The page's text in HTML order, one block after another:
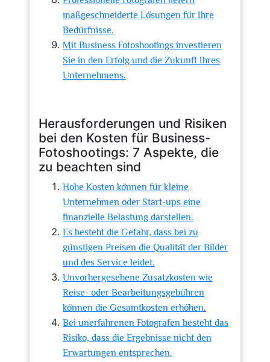
maßgeschneiderte Lösungen für Ihre
Bedürfnisse.
Mit Business Fotoshootings investieren
Sie in den Erfolg und die Zukunft Ihres
Unternehmens.
Herausforderungen und Risiken
bei den Kosten für Business-
Fotoshootings: 7 Aspekte, die
zu beachten sind
Hohe Kosten können für kleine
Unternehmen oder Start-ups eine
finanzielle Belastung darstellen.
Es besteht die Gefahr, dass bei zu
günstigen Preisen die Qualität der Bilder
und des Service leidet.
Unvorhergesehene Zusatzkosten wie
Reise- oder Bearbeitungsgebühren
können die Gesamtkosten erhöhen.
Bei unerfahrenen Fotografen besteht das
Risiko, dass die Ergebnisse nicht den
Erwartungen entsprechen.